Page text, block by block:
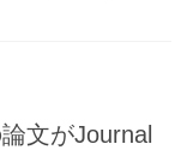
文がJournal